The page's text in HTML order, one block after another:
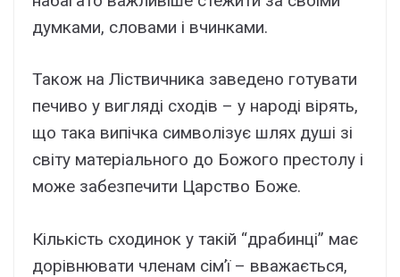
думками, словами і вчинками.
Також на Ліствичника заведено готувати
печиво у вигляді сходів – у народі вірять,
що така випічка символізує шлях душі зі
світу матеріального до Божого престолу і
може забезпечити Царство Боже.
Кількість сходинок у такій “драбинці” має
дорівнювати членам сім’ї – вважається,